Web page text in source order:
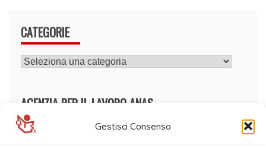
Gestisci Consenso
CATEGORIE
CATEGORIE
AGENZIA PER IL LAVORO ANAS